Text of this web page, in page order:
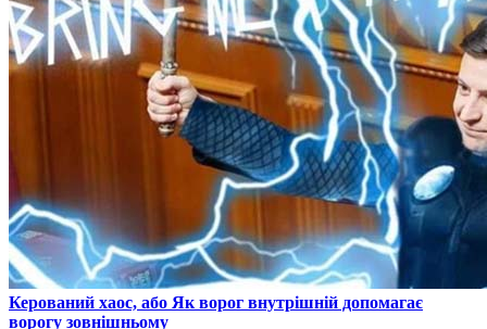
​Керований хаос, або Як ворог внутрішній допомагає
ворогу зовнішньому